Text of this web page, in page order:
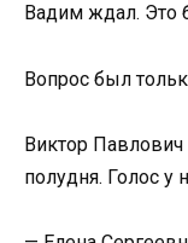
Вадим ждал. Это
Вопрос был
Виктор
полудня. Голос у